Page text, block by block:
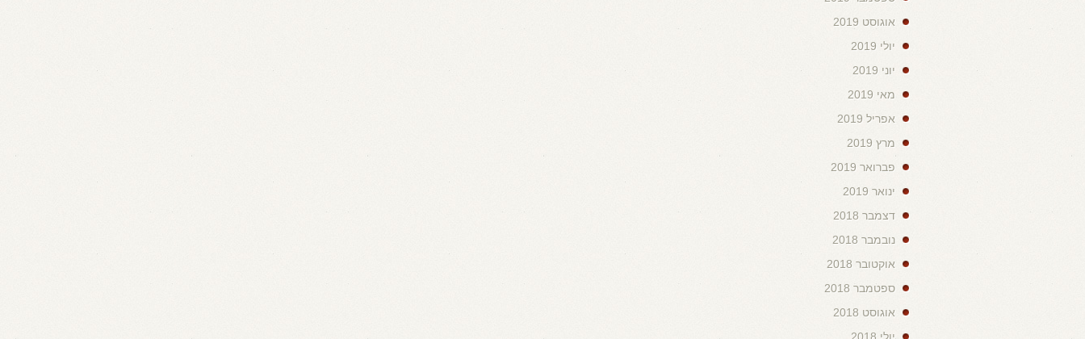
אוגוסט 2019
יולי 2019
יוני 2019
מאי 2019
אפריל 2019
מרץ 2019
פברואר 2019
ינואר 2019
דצמבר 2018
נובמבר 2018
אוקטובר 2018
ספטמבר 2018
אוגוסט 2018